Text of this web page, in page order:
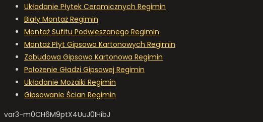
Układanie Płytek Ceramicznych Regimin
Biały Montaż Regimin
Montaż Sufitu Podwieszanego Regimin
Montaż Płyt Gipsowo Kartonowych Regimin
Zabudowa Gipsowo Kartonowa Regimin
Położenie Gładzi Gipsowej Regimin
Układanie Mozaiki Regimin
Gipsowanie Ścian Regimin
var3-m0CH6M9ptX4UuJ0IHibJ